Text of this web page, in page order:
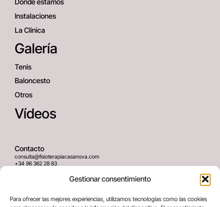
Gestionar consentimiento
Para ofrecer las mejores experiencias, utilizamos tecnologías como las cookies
Dónde estamos
Instalaciones
La Clínica
Galería
Tenis
Baloncesto
Otros
Vídeos
Contacto
consulta@fisioterapiacasanova.com
+34 96 362 28 83
Dirección
C/ Greses Nº12 (Bajo) 46020